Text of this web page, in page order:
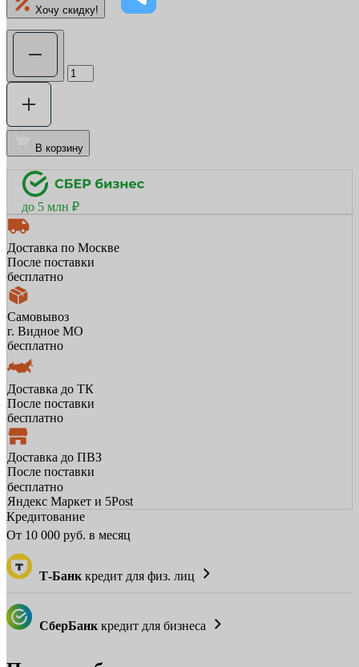
Хочу скидку!
В корзину
до 5 млн ₽
Доставка по Москве
После поставки
бесплатно
Самовывоз
г. Видное МО
бесплатно
Доставка до ТК
После поставки
бесплатно
Доставка до ПВЗ
После поставки
бесплатно
Яндекс Маркет и 5Post
Кредитование
От 10 000 руб. в месяц
Т-Банк кредит для физ. лиц
СберБанк кредит для бизнеса